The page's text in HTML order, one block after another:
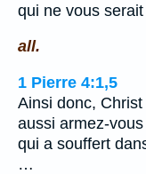
qui ne vous
all.
1 Pierre 4:1,5
Ainsi donc,
aussi armez-
qui a souffert
…